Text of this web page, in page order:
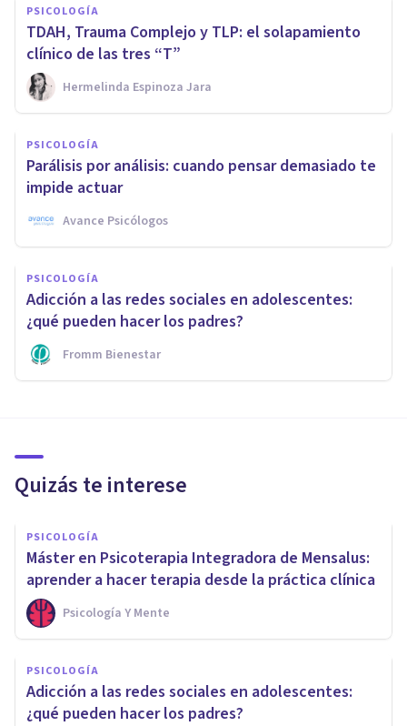
PSICOLOGÍA
TDAH, Trauma Complejo y TLP: el solapamiento
clínico de las tres “T”
Hermelinda Espinoza Jara
PSICOLOGÍA
Parálisis por análisis: cuando pensar demasiado te
impide actuar
Avance Psicólogos
PSICOLOGÍA
Adicción a las redes sociales en adolescentes:
¿qué pueden hacer los padres?
Fromm Bienestar
Quizás te interese
PSICOLOGÍA
Máster en Psicoterapia Integradora de Mensalus:
aprender a hacer terapia desde la práctica clínica
Psicología Y Mente
PSICOLOGÍA
Adicción a las redes sociales en adolescentes:
¿qué pueden hacer los padres?